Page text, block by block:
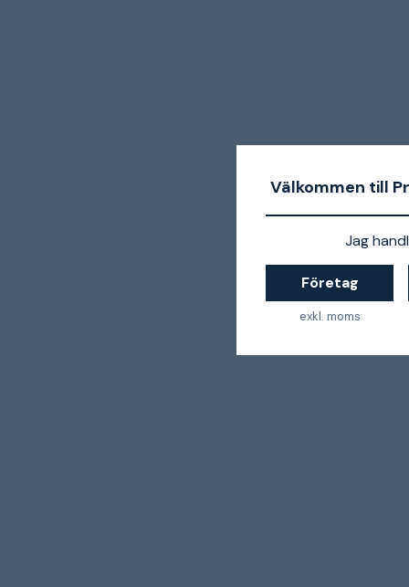
Välkommen till
Jag
Företag
exkl. moms